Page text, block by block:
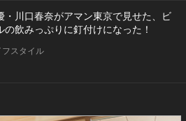
・川口春奈がアマン東京で見せた、ビ
の飲みっぷりに釘付けになった！
フスタイル